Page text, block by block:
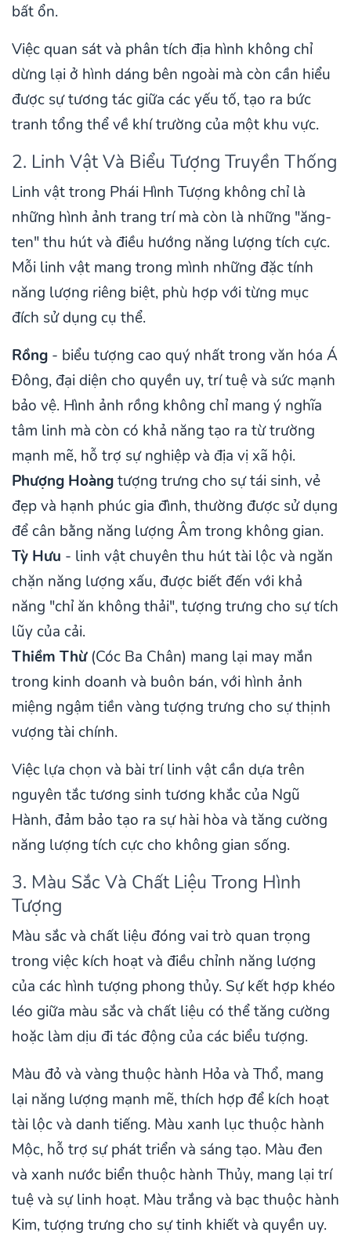
bất ổn.
Việc quan sát và phân tích địa hình không chỉ
dừng lại ở hình dáng bên ngoài mà còn cần hiểu
được sự tương tác giữa các yếu tố, tạo ra bức
tranh tổng thể về khí trường của một khu vực.
2. Linh Vật Và Biểu Tượng Truyền Thống
Linh vật trong Phái Hình Tượng không chỉ là
những hình ảnh trang trí mà còn là những "ăng-
ten" thu hút và điều hướng năng lượng tích cực.
Mỗi linh vật mang trong mình những đặc tính
năng lượng riêng biệt, phù hợp với từng mục
đích sử dụng cụ thể.
Rồng - biểu tượng cao quý nhất trong văn hóa Á
Đông, đại diện cho quyền uy, trí tuệ và sức mạnh
bảo vệ. Hình ảnh rồng không chỉ mang ý nghĩa
tâm linh mà còn có khả năng tạo ra từ trường
mạnh mẽ, hỗ trợ sự nghiệp và địa vị xã hội.
Phượng Hoàngtượng trưng cho sự tái sinh, vẻ
đẹp và hạnh phúc gia đình, thường được sử dụng
để cân bằng năng lượng Âm trong không gian.
Tỳ Hưu - linh vật chuyên thu hút tài lộc và ngăn
chặn năng lượng xấu, được biết đến với khả
năng "chỉ ăn không thải", tượng trưng cho sự tích
lũy của cải.
Thiềm Thừ(Cóc Ba Chân) mang lại may mắn
trong kinh doanh và buôn bán, với hình ảnh
miệng ngậm tiền vàng tượng trưng cho sự thịnh
vượng tài chính.
Việc lựa chọn và bài trí linh vật cần dựa trên
nguyên tắc tương sinh tương khắc của Ngũ
Hành, đảm bảo tạo ra sự hài hòa và tăng cường
năng lượng tích cực cho không gian sống.
3. Màu Sắc Và Chất Liệu Trong Hình
Tượng
Màu sắc và chất liệu đóng vai trò quan trọng
trong việc kích hoạt và điều chỉnh năng lượng
của các hình tượng phong thủy. Sự kết hợp khéo
léo giữa màu sắc và chất liệu có thể tăng cường
hoặc làm dịu đi tác động của các biểu tượng.
Màu đỏ và vàng thuộc hành Hỏa và Thổ, mang
lại năng lượng mạnh mẽ, thích hợp để kích hoạt
tài lộc và danh tiếng. Màu xanh lục thuộc hành
Mộc, hỗ trợ sự phát triển và sáng tạo. Màu đen
và xanh nước biển thuộc hành Thủy, mang lại trí
tuệ và sự linh hoạt. Màu trắng và bạc thuộc hành
Kim, tượng trưng cho sự tinh khiết và quyền uy.